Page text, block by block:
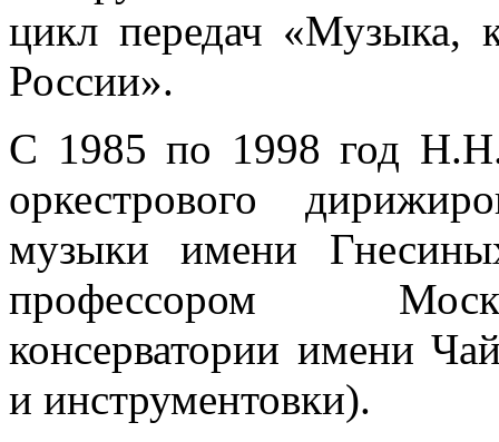
цикл передач «Музыка,
России».
С 1985 по 1998 год Н.Н.
оркестрового
музыки имени
профессором
консерватории имени
и инструментовки).